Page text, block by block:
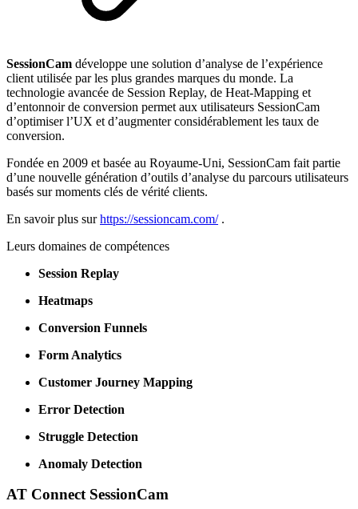
SessionCam développe une solution d’analyse de l’expérience
client utilisée par les plus grandes marques du monde. La
technologie avancée de Session Replay, de Heat-Mapping et
d’entonnoir de conversion permet aux utilisateurs SessionCam
d’optimiser l’UX et d’augmenter considérablement les taux de
conversion.
Fondée en 2009 et basée au Royaume-Uni, SessionCam fait partie
d’une nouvelle génération d’outils d’analyse du parcours utilisateurs
basés sur moments clés de vérité clients.
En savoir plus surhttps://sessioncam.com/.
Leurs domaines de compétences
Session Replay
Heatmaps
Conversion Funnels
Form Analytics
Customer Journey Mapping
Error Detection
Struggle Detection
Anomaly Detection
AT Connect SessionCam